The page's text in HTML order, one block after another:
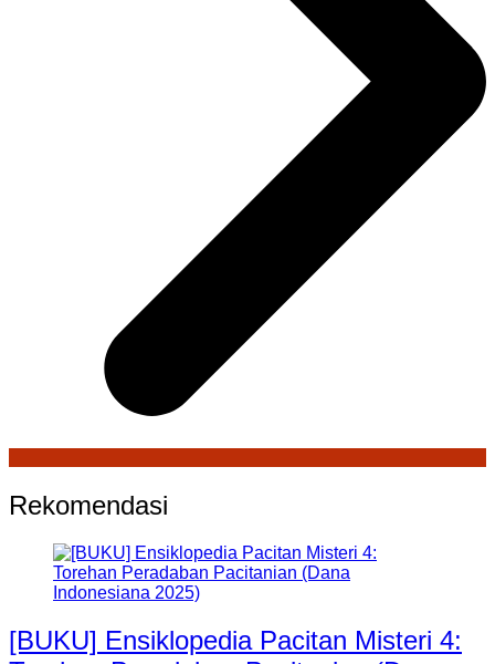
Rekomendasi
[BUKU] Ensiklopedia Pacitan Misteri 4: